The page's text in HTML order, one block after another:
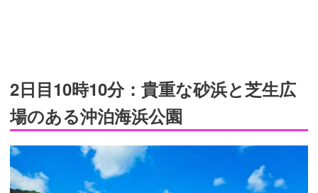
2日目10時10分：貴重な砂浜と芝生広
場のある沖泊海浜公園